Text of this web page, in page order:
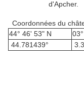
d'Apcher.
Coordonnées du
44° 46' 53" N
44.781439°